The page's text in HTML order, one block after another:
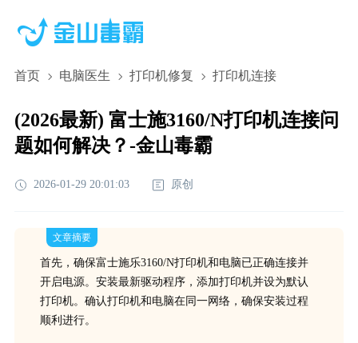
首页 电脑医生 打印机修复 打印机连接
(2026最新) 富士施3160/N打印机连接问
题如何解决？-金山毒霸
2026-01-29 20:01:03 原创
文章摘要
首先，确保富士施乐3160/N打印机和电脑已正确连接并
开启电源。安装最新驱动程序，添加打印机并设为默认
打印机。确认打印机和电脑在同一网络，确保安装过程
顺利进行。